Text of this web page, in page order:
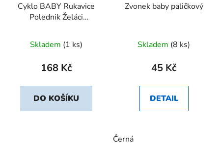
Cyklo BABY Rukavice
Polednik Želáci
Skladem (1 ks)
168 Kč
DO KOŠÍKU
Zvonek baby paličkový
Skladem (8 ks)
45 Kč
DETAIL
Černá